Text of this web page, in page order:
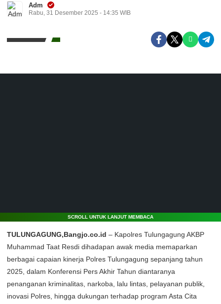
Adm
Rabu, 31 Desember 2025 - 14:35 WIB
SCROLL UNTUK LANJUT MEMBACA
TULUNGAGUNG,Bangjo.co.id – Kapolres Tulungagung AKBP
Muhammad Taat Resdi dihadapan awak media memaparkan
berbagai capaian kinerja Polres Tulungagung sepanjang tahun
2025, dalam Konferensi Pers Akhir Tahun diantaranya
penanganan kriminalitas, narkoba, lalu lintas, pelayanan publik,
inovasi Polres, hingga dukungan terhadap program Asta Cita